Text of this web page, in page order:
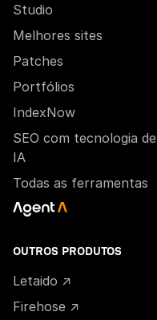
Studio
Melhores sites
Patches
Portfólios
IndexNow
SEO com tecnologia de
IA
Todas as ferramentas
OUTROS PRODUTOS
Letaido ↗
Firehose ↗